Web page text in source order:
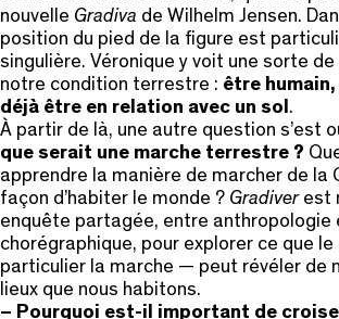
nouvelle Gradiva de Wilhelm Jensen.
position du pied de la figure est
singulière. Véronique y voit une sorte
notre condition terrestre : être
déjà être en relation avec un sol .
À partir de là, une autre question s’est
que serait une marche terrestre ?
apprendre la manière de marcher de la
façon d’habiter le monde ? Gradiverest
enquête partagée, entre anthropologie
chorégraphique, pour explorer ce que
particulier la marche — peut révéler de
lieux que nous habitons.
– Pourquoi est-il important de